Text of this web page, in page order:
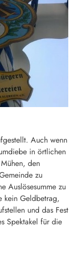
Auch wenn
in örtlichen
den
zu
Auslösesumme zu
kein Geldbetrag,
und das Fest
Spektakel für die